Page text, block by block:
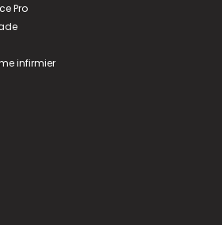
Pro
infirmier